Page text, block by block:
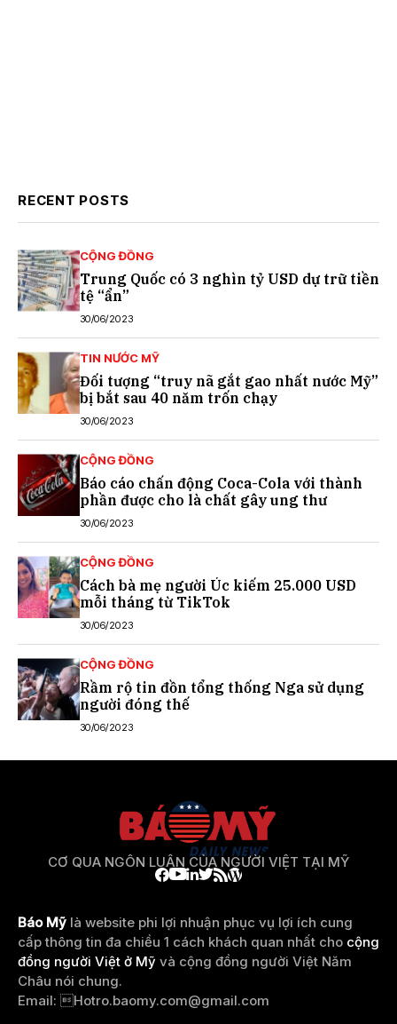
RECENT POSTS
CỘNG ĐỒNG
Trung Quốc có 3 nghìn tỷ USD dự trữ tiền
tệ “ẩn”
30/06/2023
TIN NƯỚC MỸ
Đối tượng “truy nã gắt gao nhất nước Mỹ”
bị bắt sau 40 năm trốn chạy
30/06/2023
CỘNG ĐỒNG
Báo cáo chấn động Coca-Cola với thành
phần được cho là chất gây ung thư
30/06/2023
CỘNG ĐỒNG
Cách bà mẹ người Úc kiếm 25.000 USD
mỗi tháng từ TikTok
30/06/2023
CỘNG ĐỒNG
Rầm rộ tin đồn tổng thống Nga sử dụng
người đóng thế
30/06/2023
CƠ QUA NGÔN LUẬN CỦA NGƯỜI VIỆT TẠI MỸ
Báo Mỹ là website phi lợi nhuận phục vụ lợi ích cung
cấp thông tin đa chiều 1 cách khách quan nhất cho cộng
đồng người Việt ở Mỹ và cộng đồng người Việt Năm
Châu nói chung.
Email: Hotro.baomy.com@gmail.com